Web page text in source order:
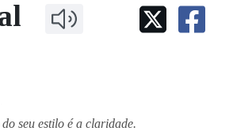
IDENTIDADE CORPORATIVA
MARCIAL DEL ADALID
FIGURAS HOMENAXEADAS
PORTAL DAS PALABRAS
seu estilo é a claridade.